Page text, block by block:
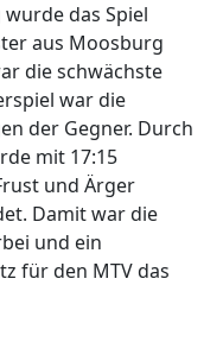
das Spiel
aus Moosburg
die schwächste
war die
der Gegner. Durch
mit 17:15
und Ärger
Damit war die
und ein
für den MTV das